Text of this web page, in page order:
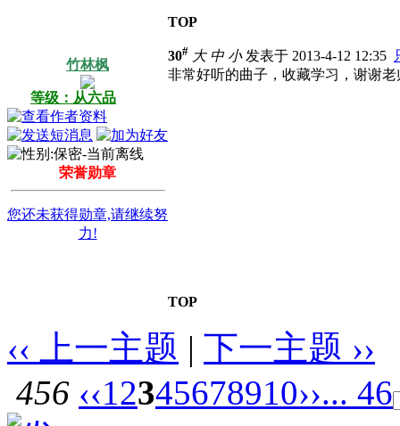
TOP
竹林枫
等级：从六品
荣誉勋章
您还未获得勋章,请继续努
力!
30# 大 中 小发表于 2013-4-12 12:35
非常好听的曲子，收藏学习，谢谢老
TOP
‹‹ 上一主题 | 下一主题 ››
456 ‹‹12345678910››... 46